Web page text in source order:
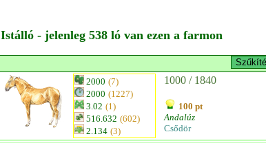
Istálló - jelenleg 538 ló van ezen a farmon
2000 (7)
2000 (1227)
3.02 (1)
516.632 (602)
2.134 (3)
1000 / 1840
100 pt
Andalúz
Csődör